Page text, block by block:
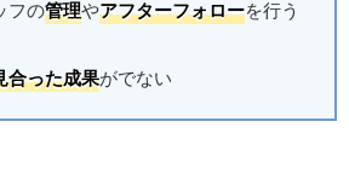
フの管理やアフターフォローを行う
合った成果がでない